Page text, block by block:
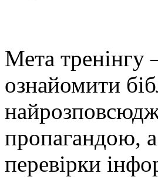
Мета тренінгу
ознайомити
пропагандою, а
перевірки